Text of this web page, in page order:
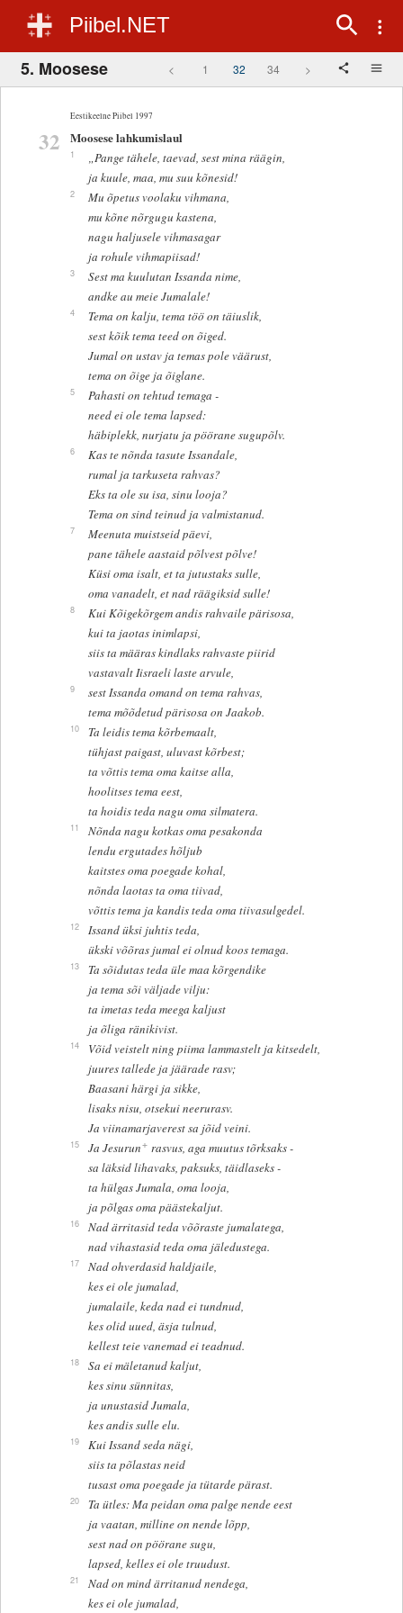
Piibel.NET
5. Moosese < 1 32 34 >
Eestikeelne Piibel 1997
32 Moosese lahkumislaul
1
„Pange tähele, taevad, sest mina räägin,
ja kuule, maa, mu suu kõnesid!
2
Mu õpetus voolaku vihmana,
mu kõne nõrgugu kastena,
nagu haljusele vihmasagar
ja rohule vihmapiisad!
3
Sest ma kuulutan Issanda nime,
andke au meie Jumalale!
4
Tema on kalju, tema töö on täiuslik,
sest kõik tema teed on õiged.
Jumal on ustav ja temas pole väärust,
tema on õige ja õiglane.
5
Pahasti on tehtud temaga -
need ei ole tema lapsed:
häbiplekk, nurjatu ja pöörane sugupõlv.
6
Kas te nõnda tasute Issandale,
rumal ja tarkuseta rahvas?
Eks ta ole su isa, sinu looja?
Tema on sind teinud ja valmistanud.
7
Meenuta muistseid päevi,
pane tähele aastaid põlvest põlve!
Küsi oma isalt, et ta jutustaks sulle,
oma vanadelt, et nad räägiksid sulle!
8
Kui Kõigekõrgem andis rahvaile pärisosa,
kui ta jaotas inimlapsi,
siis ta määras kindlaks rahvaste piirid
vastavalt Iisraeli laste arvule,
9
sest Issanda omand on tema rahvas,
tema mõõdetud pärisosa on Jaakob.
10
Ta leidis tema kõrbemaalt,
tühjast paigast, uluvast kõrbest;
ta võttis tema oma kaitse alla,
hoolitses tema eest,
ta hoidis teda nagu oma silmatera.
11
Nõnda nagu kotkas oma pesakonda
lendu ergutades hõljub
kaitstes oma poegade kohal,
nõnda laotas ta oma tiivad,
võttis tema ja kandis teda oma tiivasulgedel.
12
Issand üksi juhtis teda,
ükski võõras jumal ei olnud koos temaga.
13
Ta sõidutas teda üle maa kõrgendike
ja tema sõi väljade vilju:
ta imetas teda meega kaljust
ja õliga ränikivist.
14
Võid veistelt ning piima lammastelt ja kitsedelt,
juures tallede ja jäärade rasv;
Baasani härgi ja sikke,
lisaks nisu, otsekui neerurasv.
Ja viinamarjaverest sa jõid veini.
15 Ja Jesurun+rasvus, aga muutus tõrksaks -
sa läksid lihavaks, paksuks, täidlaseks -
ta hülgas Jumala, oma looja,
ja põlgas oma päästekaljut.
16
Nad ärritasid teda võõraste jumalatega,
nad vihastasid teda oma jäledustega.
17
Nad ohverdasid haldjaile,
kes ei ole jumalad,
jumalaile, keda nad ei tundnud,
kes olid uued, äsja tulnud,
kellest teie vanemad ei teadnud.
18
Sa ei mäletanud kaljut,
kes sinu sünnitas,
ja unustasid Jumala,
kes andis sulle elu.
19
Kui Issand seda nägi,
siis ta põlastas neid
tusast oma poegade ja tütarde pärast.
20
Ta ütles: Ma peidan oma palge nende eest
ja vaatan, milline on nende lõpp,
sest nad on pöörane sugu,
lapsed, kelles ei ole truudust.
21
Nad on mind ärritanud nendega,
kes ei ole jumalad,